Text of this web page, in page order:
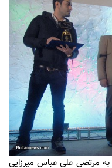
به مرتضی علی عباس میرزایی